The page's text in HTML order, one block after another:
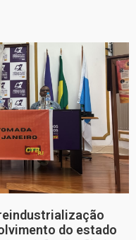
do estado